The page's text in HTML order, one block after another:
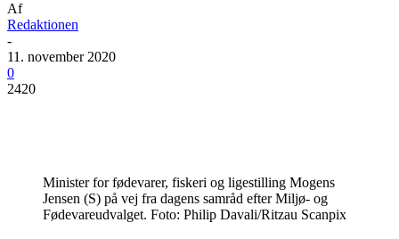
Af
Redaktionen
-
11. november 2020
0
2420
Minister for fødevarer, fiskeri og ligestilling Mogens
Jensen (S) på vej fra dagens samråd efter Miljø- og
Fødevareudvalget. Foto: Philip Davali/Ritzau Scanpix